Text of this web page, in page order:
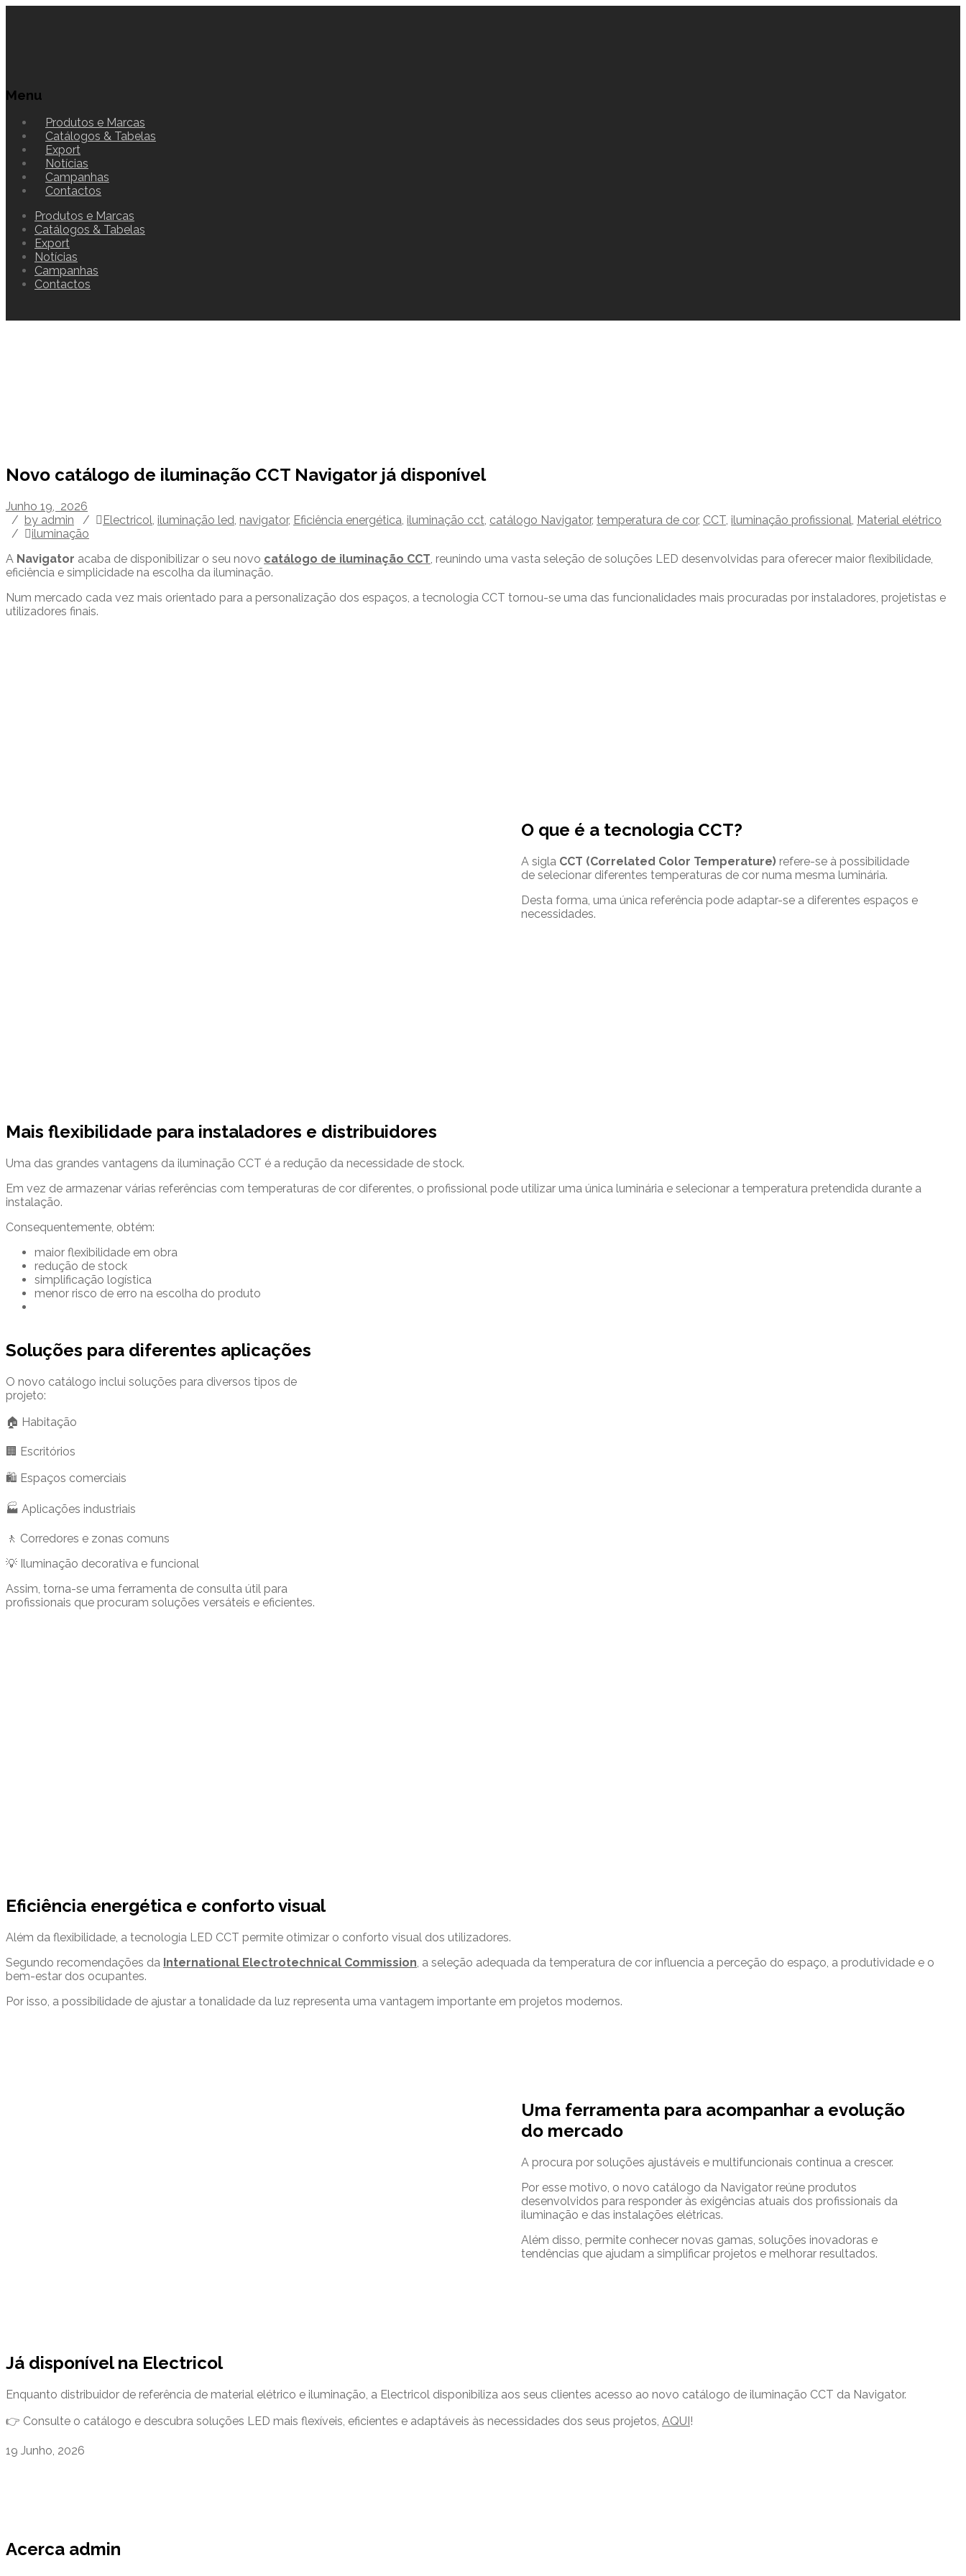
Menu
Produtos e Marcas
Catálogos & Tabelas
Export
Notícias
Campanhas
Contactos
Produtos e Marcas
Catálogos & Tabelas
Export
Notícias
Campanhas
Contactos
Novo catálogo de iluminação CCT Navigator já disponível
Junho 19, 2026
/ by admin / Electricol, iluminação led, navigator, Eficiência energética, iluminação cct, catálogo Navigator, temperatura de cor, CCT, iluminação profissional, Material elétrico
/
iluminação
A Navigator acaba de disponibilizar o seu novo catálogo de iluminação CCT, reunindo uma vasta seleção de soluções LED desenvolvidas para oferecer maior flexibilidade,
eficiência e simplicidade na escolha da iluminação.
Num mercado cada vez mais orientado para a personalização dos espaços, a tecnologia CCT tornou-se uma das funcionalidades mais procuradas por instaladores, projetistas e
utilizadores finais.
O que é a tecnologia CCT?
A sigla CCT (Correlated Color Temperature) refere-se à possibilidade
de selecionar diferentes temperaturas de cor numa mesma luminária.
Desta forma, uma única referência pode adaptar-se a diferentes espaços e
necessidades.
Mais flexibilidade para instaladores e distribuidores
Uma das grandes vantagens da iluminação CCT é a redução da necessidade de stock.
Em vez de armazenar várias referências com temperaturas de cor diferentes, o profissional pode utilizar uma única luminária e selecionar a temperatura pretendida durante a
instalação.
Consequentemente, obtém:
maior flexibilidade em obra
redução de stock
simplificação logística
menor risco de erro na escolha do produto
Soluções para diferentes aplicações
O novo catálogo inclui soluções para diversos tipos de
projeto:
🏠 Habitação
🏢 Escritórios
🛍️ Espaços comerciais
🏭 Aplicações industriais
🚶 Corredores e zonas comuns
💡 Iluminação decorativa e funcional
Assim, torna-se uma ferramenta de consulta útil para
profissionais que procuram soluções versáteis e eficientes.
Eficiência energética e conforto visual
Além da flexibilidade, a tecnologia LED CCT permite otimizar o conforto visual dos utilizadores.
Segundo recomendações da International Electrotechnical Commission, a seleção adequada da temperatura de cor influencia a perceção do espaço, a produtividade e o
bem-estar dos ocupantes.
Por isso, a possibilidade de ajustar a tonalidade da luz representa uma vantagem importante em projetos modernos.
Uma ferramenta para acompanhar a evolução
do mercado
A procura por soluções ajustáveis e multifuncionais continua a crescer.
Por esse motivo, o novo catálogo da Navigator reúne produtos
desenvolvidos para responder às exigências atuais dos profissionais da
iluminação e das instalações elétricas.
Além disso, permite conhecer novas gamas, soluções inovadoras e
tendências que ajudam a simplificar projetos e melhorar resultados.
Já disponível na Electricol
Enquanto distribuidor de referência de material elétrico e iluminação, a Electricol disponibiliza aos seus clientes acesso ao novo catálogo de iluminação CCT da Navigator.
👉 Consulte o catálogo e descubra soluções LED mais flexíveis, eficientes e adaptáveis às necessidades dos seus projetos, AQUI!
19 Junho, 2026
Acerca admin